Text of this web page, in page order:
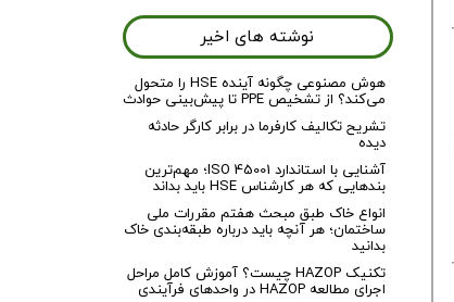
هوش مصنوعی چگونه آینده HSE را متحول
می‌کند؟ از تشخیص PPE تا پیش‌بینی حوادث
تشریح تکالیف کارفرما در برابر کارگر حادثه
دیده
آشنایی با استاندارد ISO 45001؛ مهم‌ترین
بندهایی که هر کارشناس HSE باید بداند
انواع خاک طبق مبحث هفتم مقررات ملی
ساختمان؛ هر آنچه باید درباره طبقه‌بندی خاک
بدانید
تکنیک HAZOP چیست؟ آموزش کامل مراحل
اجرای مطالعه HAZOP در واحدهای فرآیندی
نوشته های اخیر